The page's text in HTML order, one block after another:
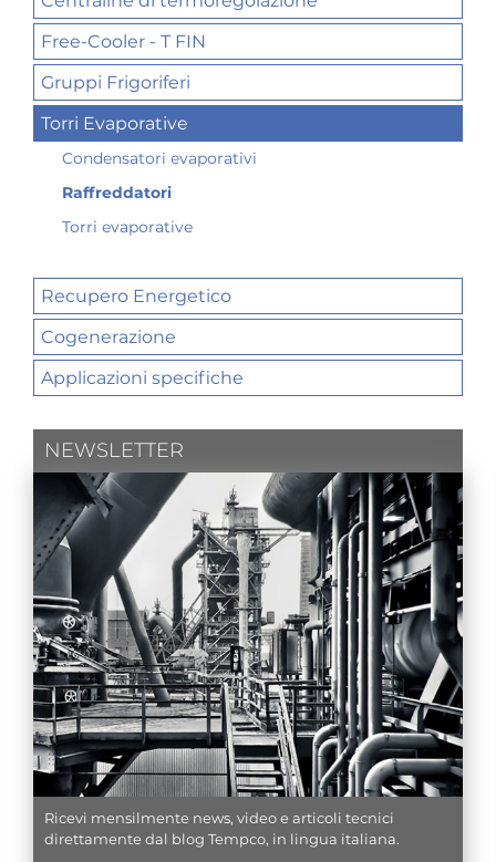
Free-Cooler - T FIN
Gruppi Frigoriferi
Torri Evaporative
Condensatori evaporativi
Raffreddatori
Torri evaporative
Recupero Energetico
Cogenerazione
Applicazioni specifiche
NEWSLETTER
Ricevi mensilmente news, video e articoli tecnici
direttamente dal blog Tempco, in lingua italiana.